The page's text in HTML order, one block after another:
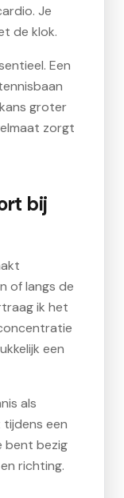
Je
de klok.
Een
groter
zorgt
bij
of langs de
ik het
een
als
tijdens een
bent bezig
richting.